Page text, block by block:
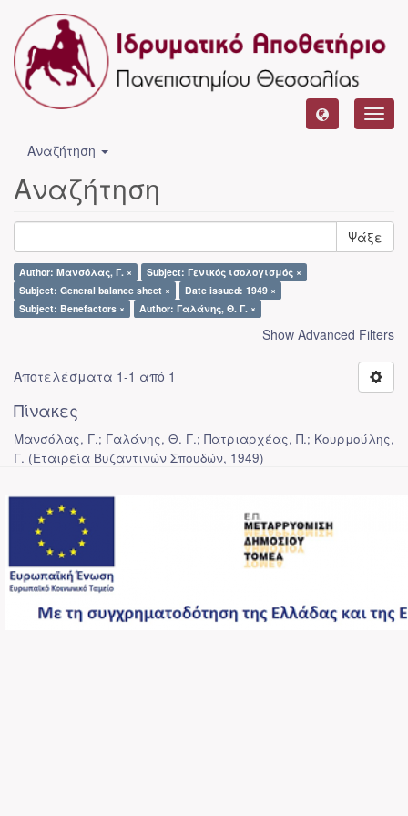
Αναζήτηση
Αναζήτηση
Ψάξε
Author: Μανσόλας, Γ. ×
Subject: Γενικός ισολογισμός ×
Subject: General balance sheet ×
Date issued: 1949 ×
Subject: Benefactors ×
Author: Γαλάνης, Θ. Γ. ×
Show Advanced Filters
Αποτελέσματα 1-1 από 1
Πίνακες
Μανσόλας, Γ.; Γαλάνης, Θ. Γ.; Πατριαρχέας, Π.; Κουρμούλης,
Γ. (Εταιρεία Βυζαντινών Σπουδών, 1949)